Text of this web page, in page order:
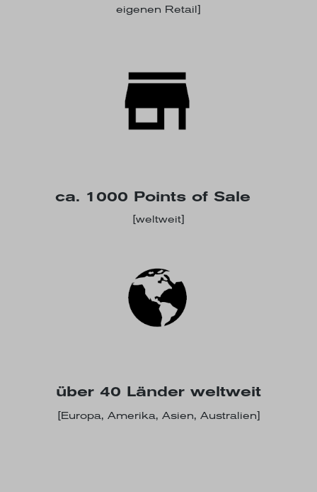
eigenen Retail]
ca. 1000 Points of Sale
[weltweit]
über 40 Länder weltweit
[Europa, Amerika, Asien, Australien]